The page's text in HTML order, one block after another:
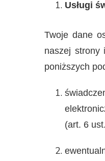
Usługi
Twoje dane
naszej strony
poniższych
(art. 6